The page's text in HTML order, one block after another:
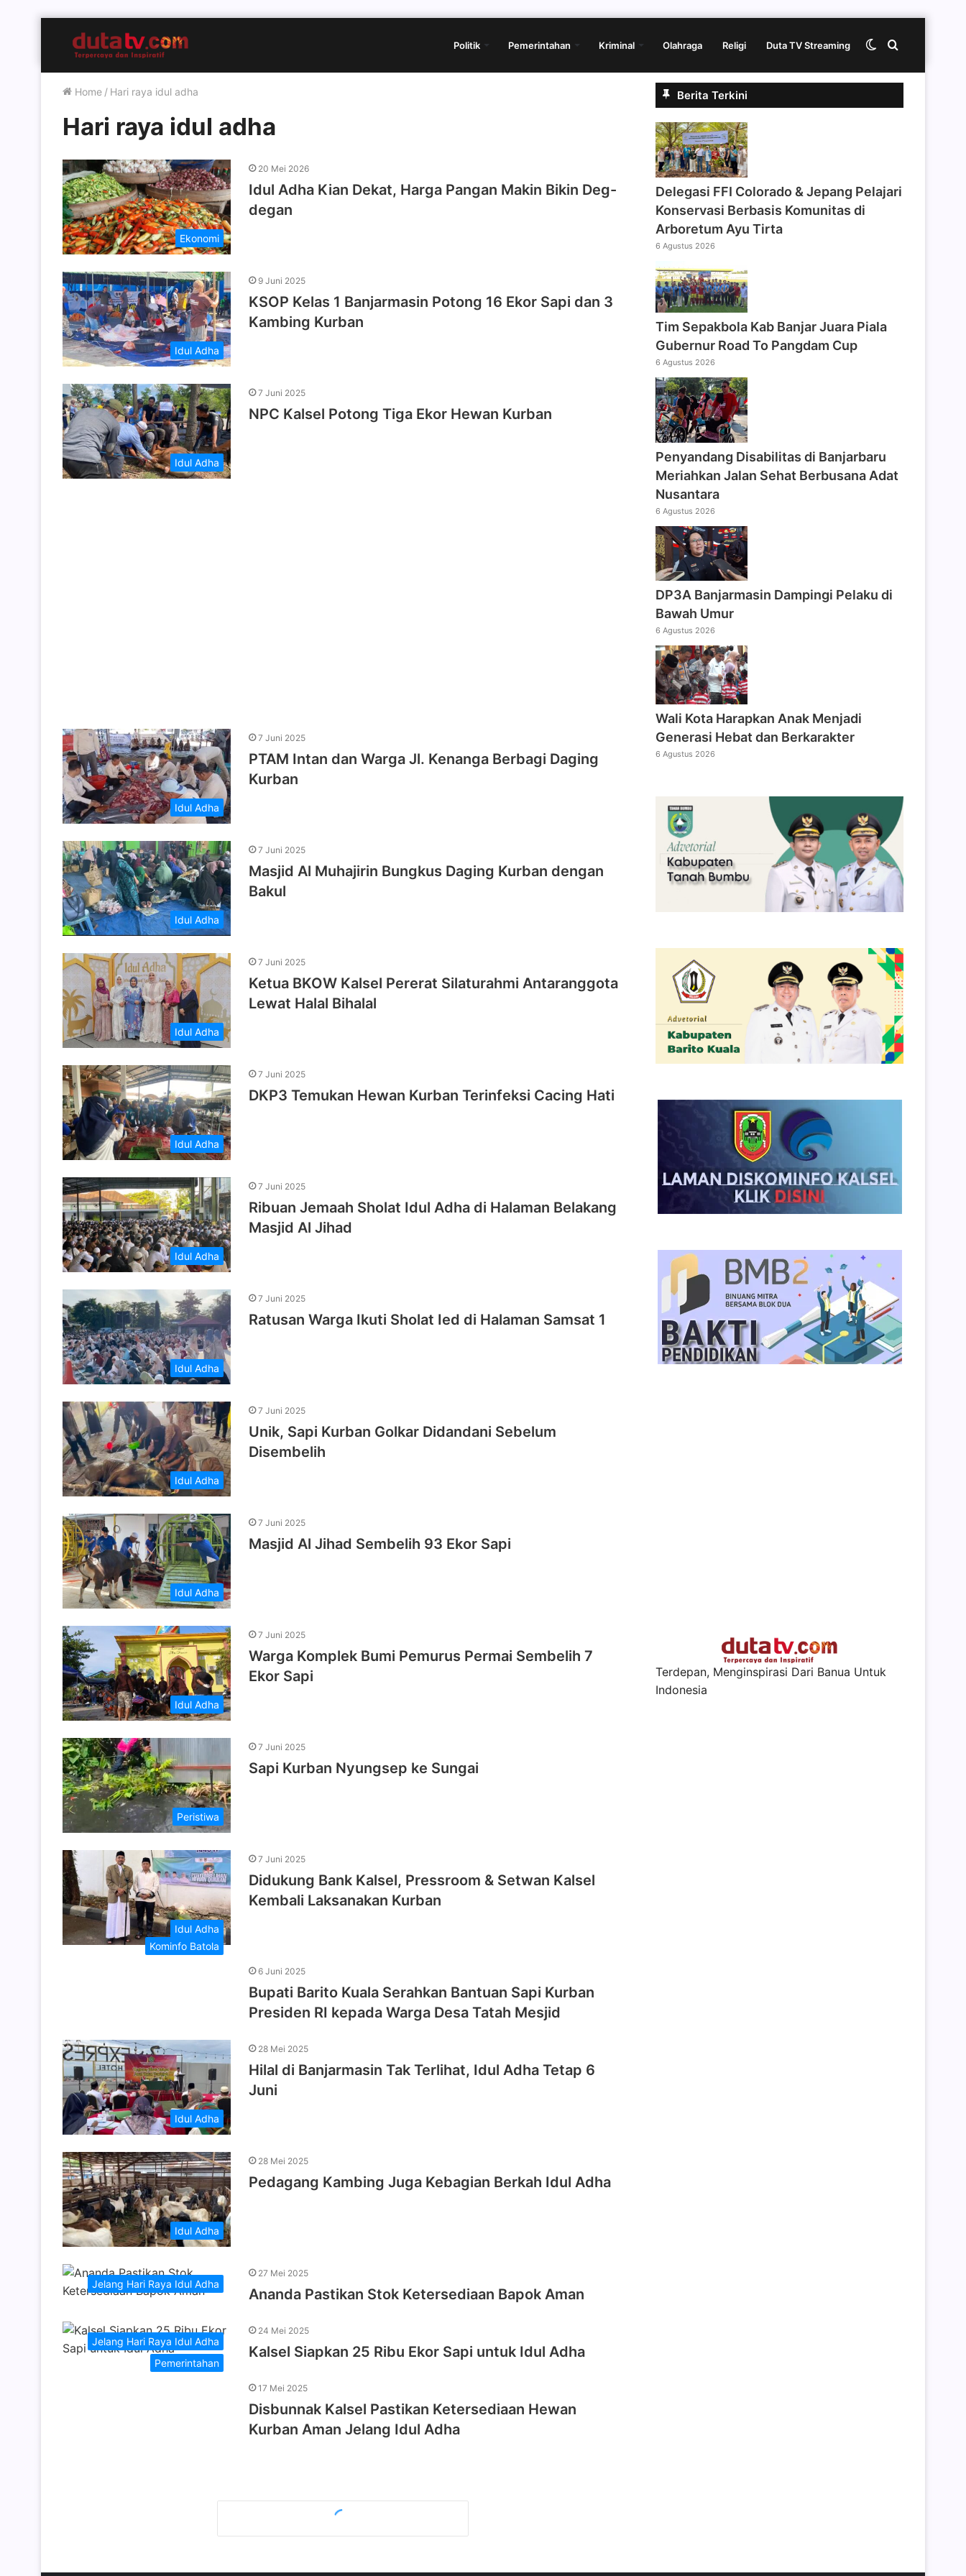
Politik Pemerintahan Kriminal Olahraga Religi Duta TV Streaming Cari
Switch
Home / Hari raya idul adha
Hari raya idul adha
Ekonomi
20 Mei 2026
Idul Adha Kian Dekat, Harga Pangan Makin Bikin Deg-
degan
Idul Adha
9 Juni 2025
KSOP Kelas 1 Banjarmasin Potong 16 Ekor Sapi dan 3
Kambing Kurban
Idul Adha
7 Juni 2025
NPC Kalsel Potong Tiga Ekor Hewan Kurban
Idul Adha
7 Juni 2025
PTAM Intan dan Warga Jl. Kenanga Berbagi Daging
Kurban
Idul Adha
7 Juni 2025
Masjid Al Muhajirin Bungkus Daging Kurban dengan
Bakul
Idul Adha
7 Juni 2025
Ketua BKOW Kalsel Pererat Silaturahmi Antaranggota
Lewat Halal Bihalal
Idul Adha
7 Juni 2025
DKP3 Temukan Hewan Kurban Terinfeksi Cacing Hati
Idul Adha
7 Juni 2025
Ribuan Jemaah Sholat Idul Adha di Halaman Belakang
Masjid Al Jihad
Idul Adha
7 Juni 2025
Ratusan Warga Ikuti Sholat Ied di Halaman Samsat 1
Idul Adha
7 Juni 2025
Unik, Sapi Kurban Golkar Didandani Sebelum
Disembelih
Idul Adha
7 Juni 2025
Masjid Al Jihad Sembelih 93 Ekor Sapi
Idul Adha
7 Juni 2025
Warga Komplek Bumi Pemurus Permai Sembelih 7
Ekor Sapi
Peristiwa
7 Juni 2025
Sapi Kurban Nyungsep ke Sungai
Idul Adha
7 Juni 2025
Didukung Bank Kalsel, Pressroom & Setwan Kalsel
Kembali Laksanakan Kurban
Kominfo Batola
6 Juni 2025
Bupati Barito Kuala Serahkan Bantuan Sapi Kurban
Presiden RI kepada Warga Desa Tatah Mesjid
Idul Adha
28 Mei 2025
Hilal di Banjarmasin Tak Terlihat, Idul Adha Tetap 6
Juni
Idul Adha
28 Mei 2025
Pedagang Kambing Juga Kebagian Berkah Idul Adha
Jelang Hari Raya Idul Adha
27 Mei 2025
Ananda Pastikan Stok Ketersediaan Bapok Aman
Jelang Hari Raya Idul Adha
24 Mei 2025
Kalsel Siapkan 25 Ribu Ekor Sapi untuk Idul Adha
Pemerintahan
17 Mei 2025
Disbunnak Kalsel Pastikan Ketersediaan Hewan
Kurban Aman Jelang Idul Adha
Berita Terkini
Delegasi FFI Colorado & Jepang Pelajari
Konservasi Berbasis Komunitas di
Arboretum Ayu Tirta
6 Agustus 2026
Tim Sepakbola Kab Banjar Juara Piala
Gubernur Road To Pangdam Cup
6 Agustus 2026
Penyandang Disabilitas di Banjarbaru
Meriahkan Jalan Sehat Berbusana Adat
Nusantara
6 Agustus 2026
DP3A Banjarmasin Dampingi Pelaku di
Bawah Umur
6 Agustus 2026
Wali Kota Harapkan Anak Menjadi
Generasi Hebat dan Berkarakter
6 Agustus 2026
Terdepan, Menginspirasi Dari Banua Untuk
Indonesia